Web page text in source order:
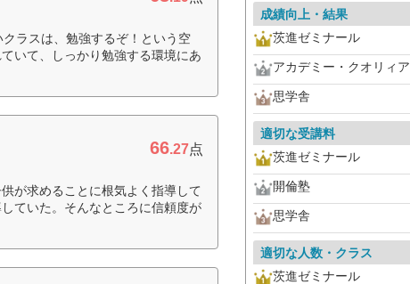
ラスは、勉強するぞ！という空
いて、しっかり勉強する環境にあ
66.27点
が求めることに根気よく指導して
ていた。そんなところに信頼度が
成績向上・結果
茨進ゼミナール
アカデミー・クオリィア
思学舎
適切な受講料
茨進ゼミナール
開倫塾
思学舎
適切な人数・クラス
茨進ゼミナール